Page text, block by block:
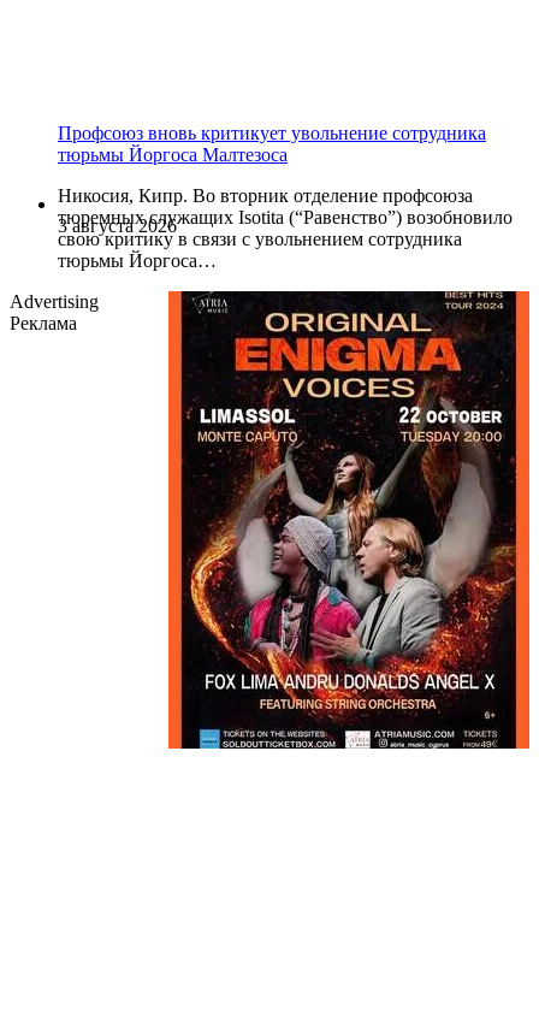
3 августа 2026
Профсоюз вновь критикует увольнение сотрудника
тюрьмы Йоргоса Малтезоса
Никосия, Кипр. Во вторник отделение профсоюза
тюремных служащих Isotita (“Равенство”) возобновило
свою критику в связи с увольнением сотрудника
тюрьмы Йоргоса…
Advertising
Реклама